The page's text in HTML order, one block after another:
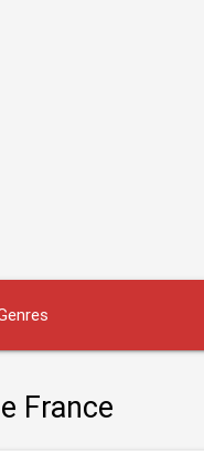
France